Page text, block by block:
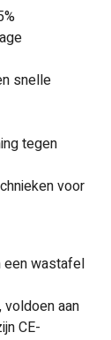
snelle
tegen
voor
een wastafel
voldoen aan
CE-